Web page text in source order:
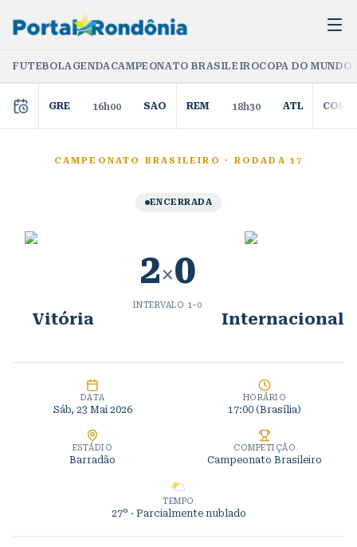
FUTEBOLAGENDACAMPEONATO BRASILEIROCOPA DO
GRE 16h00 SAO REM 18h30 ATL COR
CAMPEONATO BRASILEIRO · RODADA 17
ENCERRADA
Vitória
2×0
INTERVALO 1 –0
Internacional
DATA
Sáb, 23 Mai 2026
HORÁRIO
17:00 (Brasília)
ESTÁDIO
Barradão
COMPETIÇÃO
Campeonato Brasileiro
TEMPO
27° · Parcialmente nublado